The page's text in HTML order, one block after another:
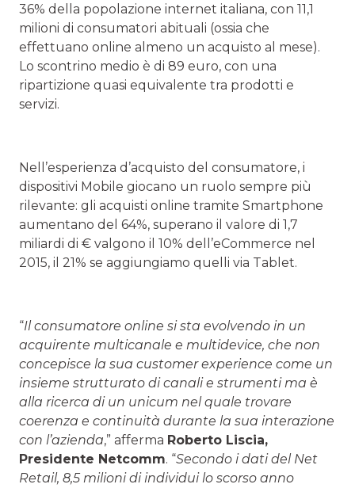
36% della popolazione internet italiana, con 11,1
milioni di consumatori abituali (ossia che
effettuano online almeno un acquisto al mese).
Lo scontrino medio è di 89 euro, con una
ripartizione quasi equivalente tra prodotti e
servizi.
Nell’esperienza d’acquisto del consumatore, i
dispositivi Mobile giocano un ruolo sempre più
rilevante: gli acquisti online tramite Smartphone
aumentano del 64%, superano il valore di 1,7
miliardi di € valgono il 10% dell’eCommerce nel
2015, il 21% se aggiungiamo quelli via Tablet.
“Il consumatore online si sta evolvendo in un
acquirente multicanale e multidevice, che non
concepisce la sua customer experience come un
insieme strutturato di canali e strumenti ma è
alla ricerca di un unicum nel quale trovare
coerenza e continuità durante la sua interazione
con l’azienda,” afferma Roberto Liscia,
Presidente Netcomm. “Secondo i dati del Net
Retail, 8,5 milioni di individui lo scorso anno